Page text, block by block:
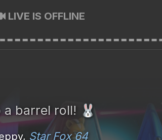
LIVE IS OFFLINE
a barrel roll! 🐰
Star Fox 64